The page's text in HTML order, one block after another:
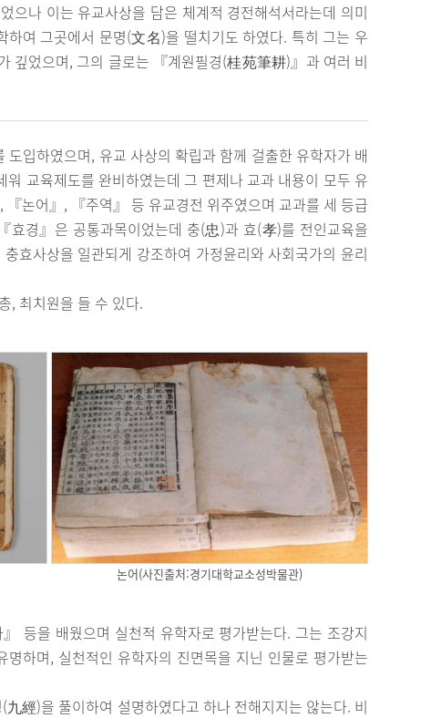
으나 이는 유교사상을 담은 체계적 경전해석서라는데 의미
여 그곳에서 문명(文名)을 떨치기도 하였다. 특히 그는 우
깊었으며, 그의 글로는 『계원필경(桂苑筆耕)』과 여러 비
입하였으며, 유교 사상의 확립과 함께 걸출한 유학자가 배
교육제도를 완비하였는데 그 편제나 교과 내용이 모두 유
논어』, 『주역』 등 유교경전 위주였으며 교과를 세 등급
경』은 공통과목이었는데 충(忠)과 효(孝)를 전인교육을
효사상을 일관되게 강조하여 가정윤리와 사회국가의 윤리
, 최치원을 들 수 있다.
논어(사진출처:경기대학교소성박물관)
등을 배웠으며 실천적 유학자로 평가받는다. 그는 조강지
하며, 실천적인 유학자의 진면목을 지닌 인물로 평가받는
經)을 풀이하여 설명하였다고 하나 전해지지는 않는다. 비